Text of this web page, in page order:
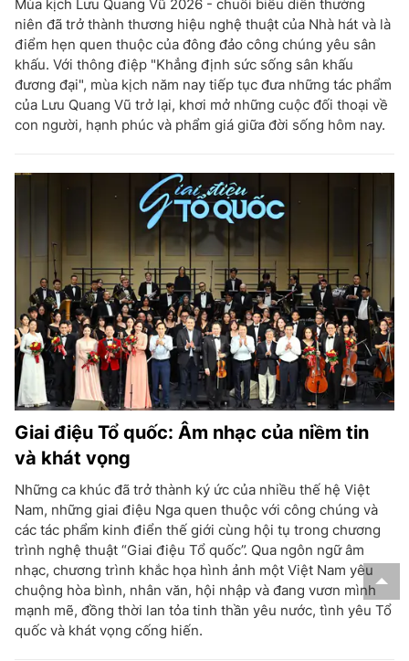
Mùa kịch Lưu Quang Vũ 2026 - chuỗi biểu diễn thường
niên đã trở thành thương hiệu nghệ thuật của Nhà hát và là
điểm hẹn quen thuộc của đông đảo công chúng yêu sân
khấu. Với thông điệp "Khẳng định sức sống sân khấu
đương đại", mùa kịch năm nay tiếp tục đưa những tác phẩm
của Lưu Quang Vũ trở lại, khơi mở những cuộc đối thoại về
con người, hạnh phúc và phẩm giá giữa đời sống hôm nay.
Giai điệu Tổ quốc: Âm nhạc của niềm tin
và khát vọng
Những ca khúc đã trở thành ký ức của nhiều thế hệ Việt
Nam, những giai điệu Nga quen thuộc với công chúng và
các tác phẩm kinh điển thế giới cùng hội tụ trong chương
trình nghệ thuật “Giai điệu Tổ quốc”. Qua ngôn ngữ âm
nhạc, chương trình khắc họa hình ảnh một Việt Nam yêu
chuộng hòa bình, nhân văn, hội nhập và đang vươn mình
mạnh mẽ, đồng thời lan tỏa tinh thần yêu nước, tình yêu Tổ
quốc và khát vọng cống hiến.